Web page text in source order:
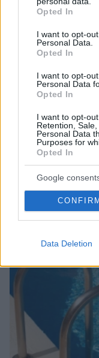
grant or deny
use your data for
consent section.
Opted In
I want to opt-
Personal Data.
Opted In
I want to opt-
Personal Data
Opted In
I want to opt-
Retention,
Personal Data
Purposes for
Opted In
Google
CONFIRM
Data Deletion
Μυστήριο 3.500
που δεν πρόλαβε
μπορεί ν'
έκρηξης
08.08.2026, 18:08